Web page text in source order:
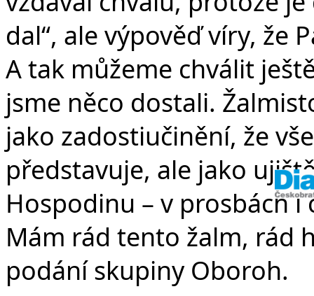
dal“, ale výpověď víry, že
A tak můžeme chválit
jsme něco dostali.
jako zadostiučinění, že
představuje, ale jako
Hospodinu – v prosbách i
Mám rád tento žalm, rád
podání skupiny Oboroh.